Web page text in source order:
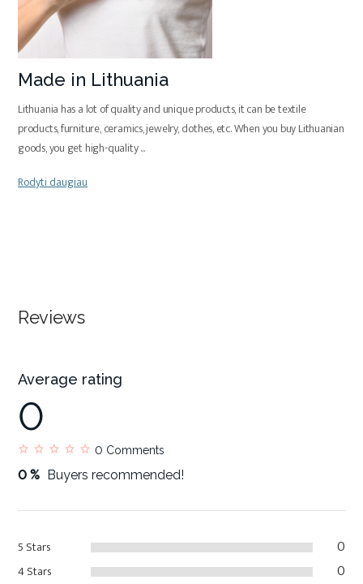
Made in Lithuania
Lithuania has a lot of quality and unique products, it can be textile
products, furniture, ceramics, jewelry, clothes, etc. When you buy Lithuanian
goods, you get high-quality...
Rodyti daugiau
Reviews
5 Stars 0
4 Stars 0
Average rating
0
0 Comments
0 % Buyers recommended!